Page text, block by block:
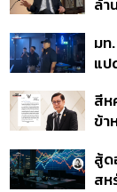
เช่
ล้า
พลั
คว
มท
แป
ใช้
จ่อ
สีห
ข้า
เค
สู้ด
สห